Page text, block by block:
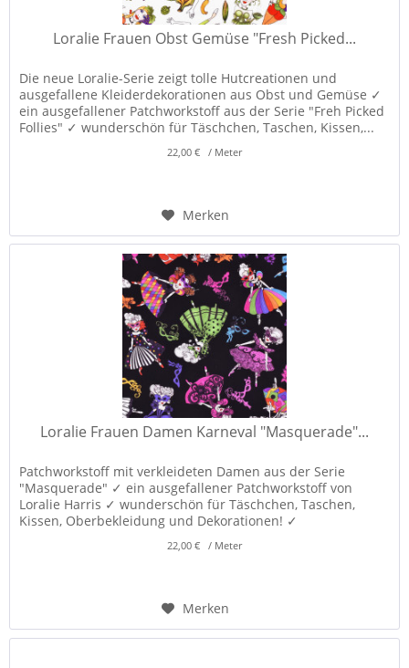
Loralie Frauen Obst Gemüse "Fresh Picked...
Die neue Loralie-Serie zeigt tolle Hutcreationen und
ausgefallene Kleiderdekorationen aus Obst und Gemüse ✓
ein ausgefallener Patchworkstoff aus der Serie "Freh Picked
Follies" ✓ wunderschön für Täschchen, Taschen, Kissen,...
22,00 € / Meter
Merken
Loralie Frauen Damen Karneval "Masquerade"...
Patchworkstoff mit verkleideten Damen aus der Serie
"Masquerade" ✓ ein ausgefallener Patchworkstoff von
Loralie Harris ✓ wunderschön für Täschchen, Taschen,
Kissen, Oberbekleidung und Dekorationen! ✓
22,00 € / Meter
Merken